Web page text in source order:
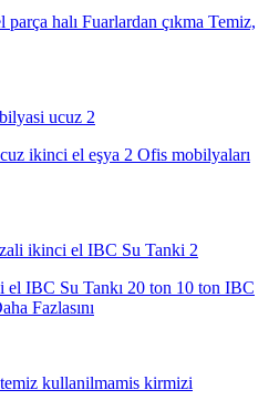
halı Fuarlardan çıkma Temiz,
ikinci el eşya 2 Ofis mobilyaları
el IBC Su Tankı 20 ton 10 ton IBC
Fazlasını